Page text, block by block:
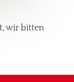
wir bitten